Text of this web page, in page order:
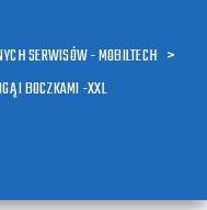
SERWISÓW - MOBILTECH >
I BOCZKAMI -XXL